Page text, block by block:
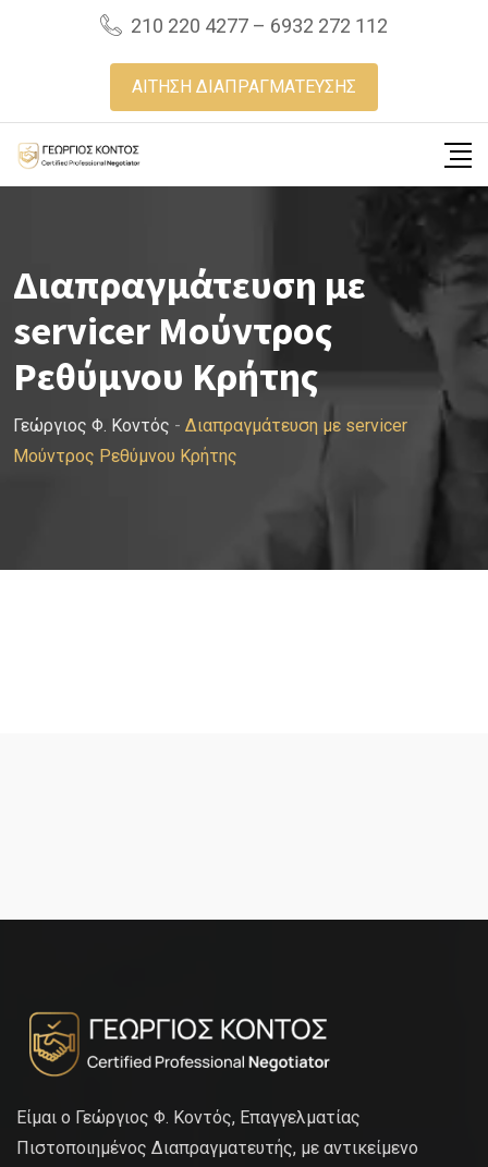
210 220 4277 – 6932 272 112
ΑΙΤΗΣΗ ΔΙΑΠΡΑΓΜΑΤΕΥΣΗΣ
Διαπραγμάτευση με
servicer Μούντρος
Ρεθύμνου Κρήτης
Γεώργιος Φ. Κοντός - Διαπραγμάτευση με servicer
Μούντρος Ρεθύμνου Κρήτης
Είμαι ο Γεώργιος Φ. Κοντός, Επαγγελματίας
Πιστοποιημένος Διαπραγματευτής, με αντικείμενο